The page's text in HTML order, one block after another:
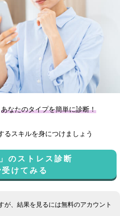
あなたのタイプを簡単に診断！
るスキルを身につけましょう
のストレス診断
けてみる
、結果を見るには無料のアカウント